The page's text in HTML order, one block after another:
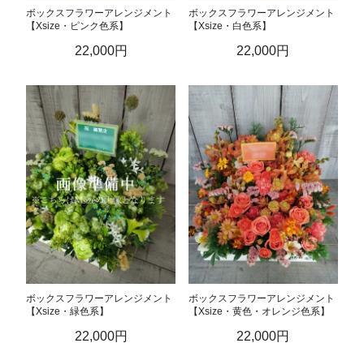
ボックスフラワーアレンジメント
【Xsize・ピンク色系】
22,000円
ボックスフラワーアレンジメント
【Xsize・白色系】
22,000円
ボックスフラワーアレンジメント
【Xsize・緑色系】
22,000円
ボックスフラワーアレンジメント
【Xsize・黄色・オレンジ色系】
22,000円